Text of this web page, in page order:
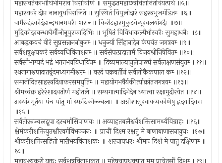
महासंवर्तकांभोघिभीमराव विराविणि ॥ समुद्धतमहाछत्रवितानितवियत्पथे ॥५॥
महारथवरे दीप्त नानायुधविराजिते ॥ सुस्थितं विपुलोदारं सहस्त्रभुजमंडितम्‍ ॥६॥
वामैरुद्दंडकोदंडान्दधानमपरैः शरान्‍ ॥ किरीटहारमुकुटकेयूरवलयांगदैः ॥७॥
मुद्रिकोदरबन्धाधैर्मौजीनूपुरकादिभिः ॥ भूषितं विविधाकल्पैर्भास्वरैः सुमहाधनैः ॥८॥
आबद्धकवचं वीरं सुप्रसन्नाननांबुजम्‍ ॥ धनुर्ज्या सिंहानादेन कंपयंत जगत्रयम्‍ ॥९॥
सर्वशत्रुक्षयकरं सर्वव्यधिविनाशनम्‍ ॥ सर्वसंपत्प्रदातार्म विजयश्रीनिषेवितम्‍ ॥१०॥
सर्वसौभाग्यदं भद्रं भक्ताभयविधायिनम्‍ ॥ दिव्यमाल्यानुलेपाढ्यं सर्वलक्षणसंयुतम्‍ ॥११॥
रथनागाश्वपादातवृंदमध्यगमीश्वरम्‍ ॥ वरदं चक्रवर्तीनं सर्वलोकैकपाल कम्‍ ॥१२॥
समानोदितसाहस्त्रदिवाकरसमद्युतिम्‍ ॥ महायोगभवैर्यकीर्त्याक्रांतजगत्रयम्‍ ॥१३॥
श्रीमच्चंक्र हरेरंशादवतीर्णं महीतले ॥ सम्यगात्मादिभेदेन ध्यात्वा रक्षामुदीरयेत ॥१४॥
अस्यांगमूर्तयः पंच पांतु मां स्फटिकोज्ज्वलाः ॥ अग्नीशासुरवायव्यकोणेषु ह्रदयादिकाः
॥१५॥
सर्वतोस्त्रज्वलद्रूपा दरचर्मासिपाणयः ॥ अव्याहतबलैश्वर्यशक्तिसामर्थ्यविग्राहः ॥१६॥
क्षेमंकरीशक्तियुतश्वौरवर्गविभञ्जनः ॥ प्राचीं दिश्म रक्षतु मे बाणाबाणासनायुघः ॥१७॥
श्रीकरीशक्तिसहितो मारीभयविनाशकः ॥ शरचापधरः श्रीमान्‍ दिशं मे पातु दक्षिणाम्‍ ॥
१८॥